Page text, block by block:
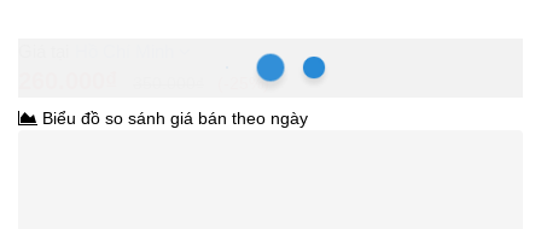
-25%
Biểu đồ so sánh giá bán theo ngày